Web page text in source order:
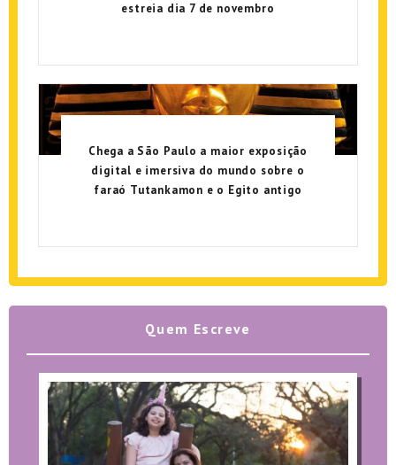
estreia dia 7 de novembro
Chega a São Paulo a maior exposição
digital e imersiva do mundo sobre o
faraó Tutankamon e o Egito antigo
Quem Escreve